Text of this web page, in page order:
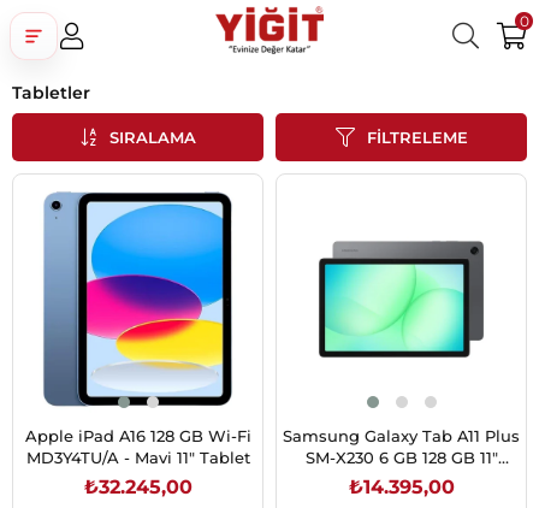
0
Google İle Bağlan
Tabletler
FILTRELEME
SIRALAMA
Apple iPad A16 128 GB Wi-Fi
MD3Y4TU/A - Mavi 11" Tablet
₺32.245,00
Samsung Galaxy Tab A11 Plus
SM-X230 6 GB 128 GB 11"
Tablet
₺14.395,00